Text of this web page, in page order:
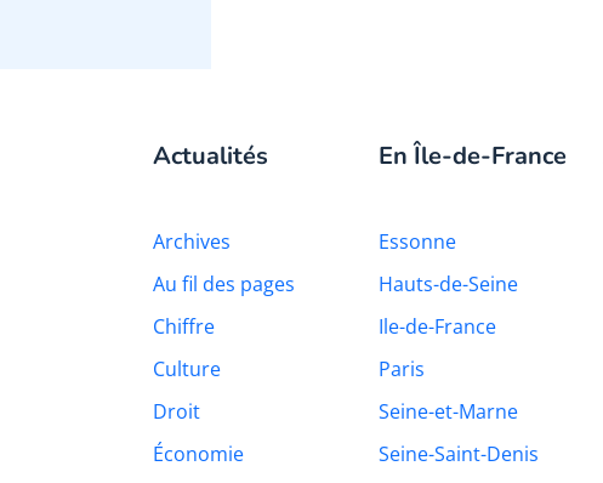
Actualités
Archives
Au fil des pages
Chiffre
Culture
Droit
Économie
En Île-de-France
Essonne
Hauts-de-Seine
Ile-de-France
Paris
Seine-et-Marne
Seine-Saint-Denis